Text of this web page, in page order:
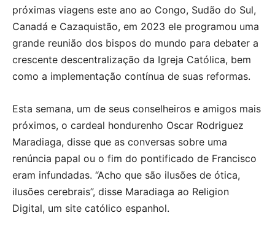
próximas viagens este ano ao Congo, Sudão do Sul,
Canadá e Cazaquistão, em 2023 ele programou uma
grande reunião dos bispos do mundo para debater a
crescente descentralização da Igreja Católica, bem
como a implementação contínua de suas reformas.
Esta semana, um de seus conselheiros e amigos mais
próximos, o cardeal hondurenho Oscar Rodriguez
Maradiaga, disse que as conversas sobre uma
renúncia papal ou o fim do pontificado de Francisco
eram infundadas. “Acho que são ilusões de ótica,
ilusões cerebrais”, disse Maradiaga ao Religion
Digital, um site católico espanhol.